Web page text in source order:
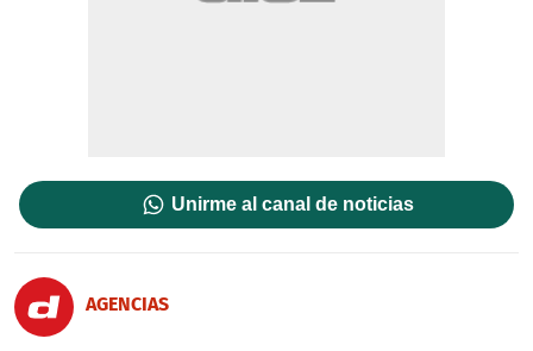
Unirme al canal de noticias
AGENCIAS